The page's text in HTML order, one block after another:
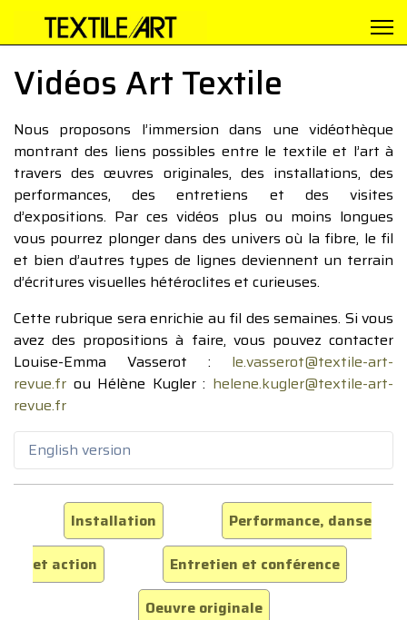
Vidéos Art Textile
Nous proposons l’immersion dans une vidéothèque
montrant des liens possibles entre le textile et l’art à
travers des œuvres originales, des installations, des
performances, des entretiens et des visites
d’expositions. Par ces vidéos plus ou moins longues
vous pourrez plonger dans des univers où la fibre, le fil
et bien d’autres types de lignes deviennent un terrain
d’écritures visuelles hétéroclites et curieuses.
Cette rubrique sera enrichie au fil des semaines. Si vous
avez des propositions à faire, vous pouvez contacter
Louise-Emma Vasserot : le.vasserot@textile-art-
revue.fr ou Hélène Kugler : helene.kugler@textile-art-
revue.fr
English version
Installation
Performance, danse
et action
Entretien et conférence
Oeuvre originale